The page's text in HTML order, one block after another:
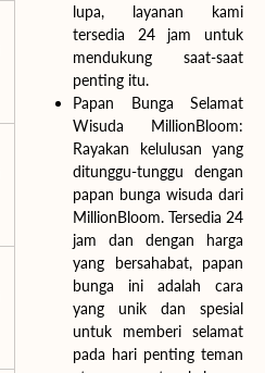
lupa, layanan kami
tersedia 24 jam untuk
mendukung saat-saat
penting itu.
Papan Bunga Selamat
Wisuda MillionBloom:
Rayakan kelulusan yang
ditunggu-tunggu dengan
papan bunga wisuda dari
MillionBloom. Tersedia 24
jam dan dengan harga
yang bersahabat, papan
bunga ini adalah cara
yang unik dan spesial
untuk memberi selamat
pada hari penting teman